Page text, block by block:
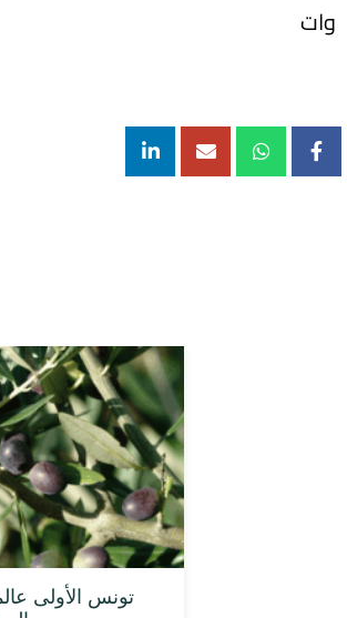
وات
تونس الأولى